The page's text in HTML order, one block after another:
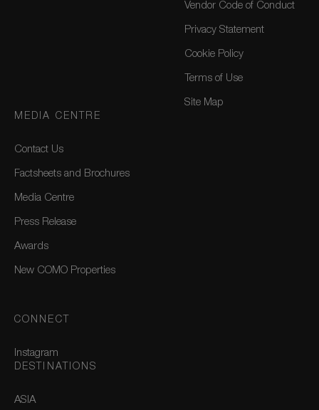
Vendor Code of Conduct
Privacy Statement
Cookie Policy
Terms of Use
Site Map
MEDIA CENTRE
Contact Us
Factsheets and Brochures
Media Centre
Press Release
Awards
New COMO Properties
CONNECT
Instagram
DESTINATIONS
ASIA